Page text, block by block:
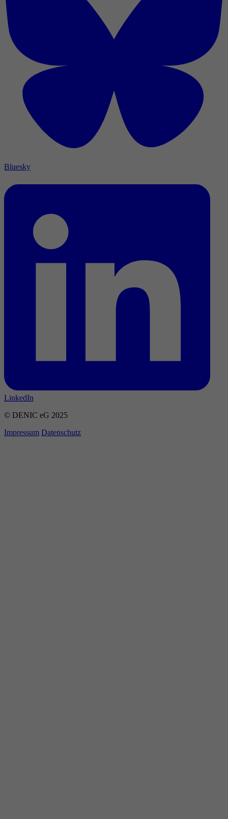
Bluesky
LinkedIn
© DENIC eG 2025
Impressum Datenschutz